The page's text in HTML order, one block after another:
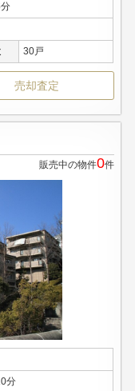
30戸
売却査定
販売中の物件0件
分